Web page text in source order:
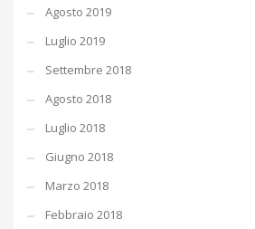
Agosto 2019
Luglio 2019
Settembre 2018
Agosto 2018
Luglio 2018
Giugno 2018
Marzo 2018
Febbraio 2018